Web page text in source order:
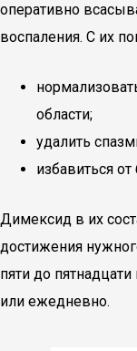
оперативно
воспаления. С их
области;
удалить
избавиться от
Димексид в их
достижения
пяти до
или ежедневно.